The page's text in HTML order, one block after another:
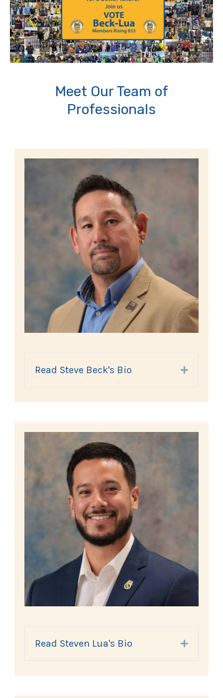
Meet Our Team of
Professionals
Read Steve Beck's Bio Expand
Read Steven Lua's Bio Expand